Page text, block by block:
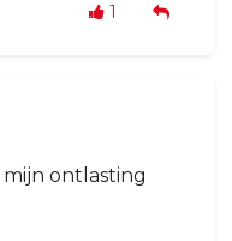
1
mijn ontlasting